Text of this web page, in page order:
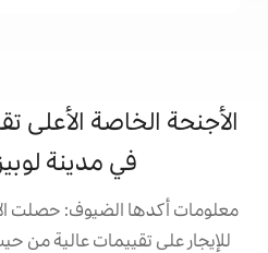
تقييمًا والمعدة للإيجار
لوبيز ماتيوس
حصلت الأجنحة الخاصة هذه المعدة
من حيث الموقع والنظافة وغيرها.